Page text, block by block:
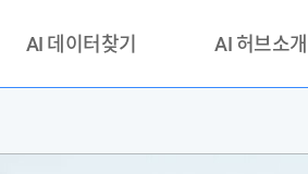
AI 데이터찾기
기관 제공 데이터
AI 허브소개
안심존이란?